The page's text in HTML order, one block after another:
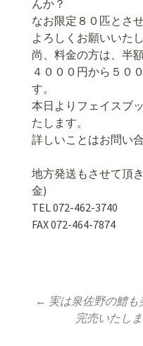
んか？
なお限定８０匹とさ
よろしくお願いいたし
尚、料金の方は、半
４０００円から５０
す。
本日よりフェイスブ
たします。
詳しいことはお問い
地方発送もさせて頂
金)
TEL 072-462-3740
FAX 072-464-7874
投稿ナ
← 実は泉佐野の鱧も
完売いたし